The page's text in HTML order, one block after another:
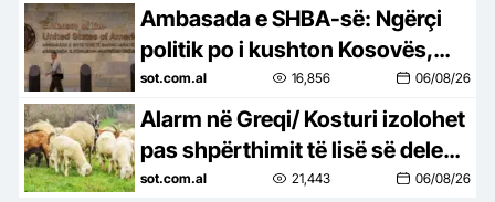
presidentin, vetëm kështu
shmangim…
Ambasada e SHBA-së: Ngërçi
politik po i kushton Kosovës,
institucionet duhet të formohen
sipas Kushtetutës
sot.com.al 16,856 06/08/26
Alarm në Greqi/ Kosturi izolohet
pas shpërthimit të lisë së deleve
dhe dhive, ndalohet lëvizja e
sot.com.al 21,443 06/08/26